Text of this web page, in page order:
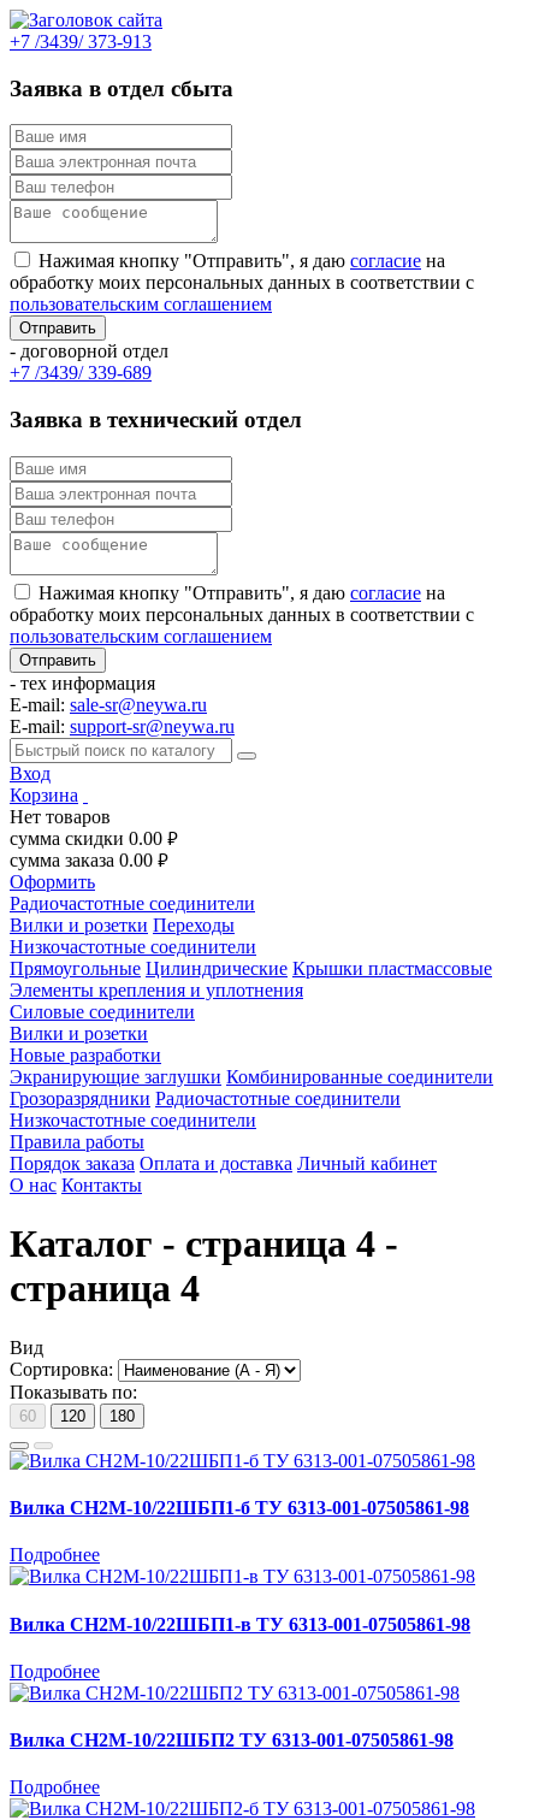
+7 /3439/ 373-913
Заявка в отдел сбыта
Нажимая кнопку "Отправить", я даю согласие на
обработку моих персональных данных в соответствии с
пользовательским соглашением
- договорной отдел
+7 /3439/ 339-689
Заявка в технический отдел
Нажимая кнопку "Отправить", я даю согласие на
обработку моих персональных данных в соответствии с
пользовательским соглашением
- тех информация
E-mail: sale-sr@neywa.ru
E-mail: support-sr@neywa.ru
Вход
Корзина
Нет товаров
сумма скидки 0.00 руб.
сумма заказа 0.00 руб.
Оформить
Радиочастотные соединители
Вилки и розетки Переходы
Низкочастотные соединители
Прямоугольные Цилиндрические Крышки пластмассовые
Элементы крепления и уплотнения
Силовые соединители
Вилки и розетки
Новые разработки
Экранирующие заглушки Комбинированные соединители
Грозоразрядники Радиочастотные соединители
Низкочастотные соединители
Правила работы
Порядок заказа Оплата и доставка Личный кабинет
О нас Контакты
Каталог - страница 4 -
страница 4
Вид
Сортировка:
Показывать по:
60 120 180
Вилка СН2М-10/22ШБП1-б ТУ 6313-001-07505861-98
Подробнее
Вилка СН2М-10/22ШБП1-в ТУ 6313-001-07505861-98
Подробнее
Вилка СН2М-10/22ШБП2 ТУ 6313-001-07505861-98
Подробнее